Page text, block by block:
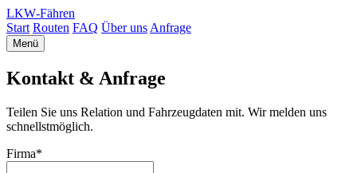
LKW‑Fähren
Start Routen FAQ Über uns Anfrage
Menü
Kontakt & Anfrage
Teilen Sie uns Relation und Fahrzeugdaten mit. Wir melden uns
schnellstmöglich.
Firma*